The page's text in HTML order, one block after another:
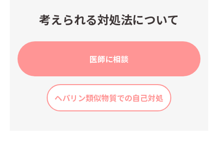
考えられる対処法について
医師に相談
ヘパリン類似物質での自己対処